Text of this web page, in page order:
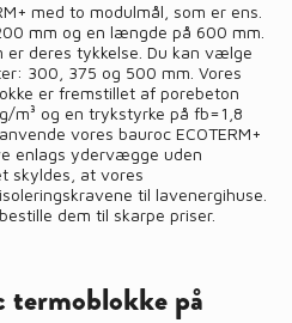
med to modulmål, som er ens.
mm og en længde på 600 mm.
er deres tykkelse. Du kan vælge
300, 375 og 500 mm. Vores
er fremstillet af porebeton
m³ og en trykstyrke på fb=1,8
vores bauroc ECOTERM+
enlags ydervægge uden
skyldes, at vores
til lavenergihuse.
dem til skarpe priser.
termoblokke på